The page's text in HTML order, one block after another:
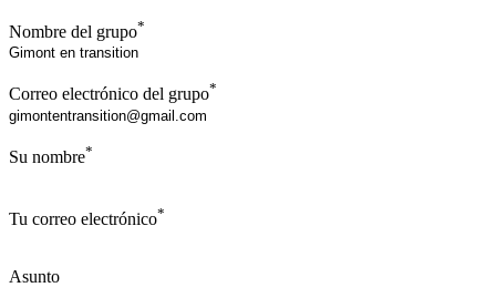
Nombre del grupo*
Correo electrónico del grupo*
Su nombre*
Tu correo electrónico*
Asunto